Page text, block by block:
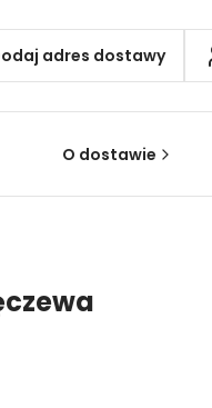
adres dostawy
O dostawie